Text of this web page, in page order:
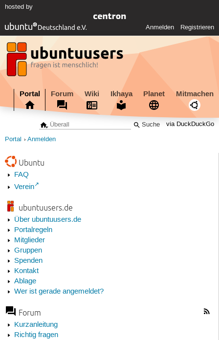
hosted by
Anmelden Registrieren
Portal Forum Wiki Ikhaya Planet Mitmachen
via DuckDuckGo
Portal Anmelden
Ubuntu
FAQ
Verein
ubuntuusers.de
Über ubuntuusers.de
Portalregeln
Mitglieder
Gruppen
Spenden
Kontakt
Ablage
Wer ist gerade angemeldet?
Forum
Kurzanleitung
Richtig fragen